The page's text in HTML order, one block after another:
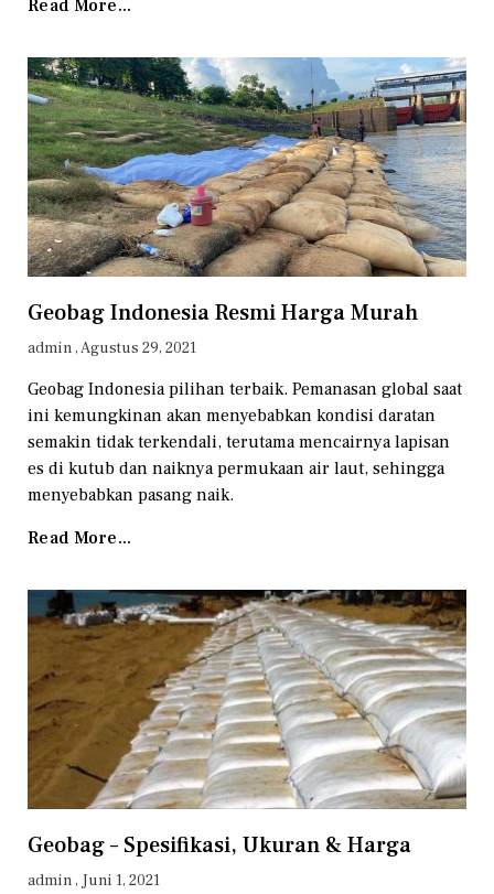
Read More...
Geobag Indonesia Resmi Harga Murah
admin Agustus 29, 2021
Geobag Indonesia pilihan terbaik. Pemanasan global saat
ini kemungkinan akan menyebabkan kondisi daratan
semakin tidak terkendali, terutama mencairnya lapisan
es di kutub dan naiknya permukaan air laut, sehingga
menyebabkan pasang naik.
Read More...
Geobag – Spesifikasi, Ukuran & Harga
admin Juni 1, 2021